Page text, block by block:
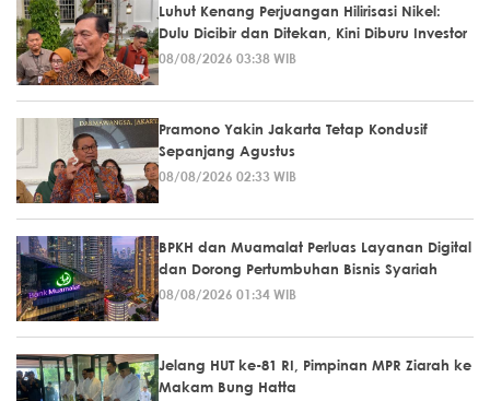
Luhut Kenang Perjuangan Hilirisasi Nikel:
Dulu Dicibir dan Ditekan, Kini Diburu Investor
08/08/2026 03:38 WIB
Pramono Yakin Jakarta Tetap Kondusif
Sepanjang Agustus
08/08/2026 02:33 WIB
BPKH dan Muamalat Perluas Layanan Digital
dan Dorong Pertumbuhan Bisnis Syariah
08/08/2026 01:34 WIB
Jelang HUT ke-81 RI, Pimpinan MPR Ziarah ke
Makam Bung Hatta